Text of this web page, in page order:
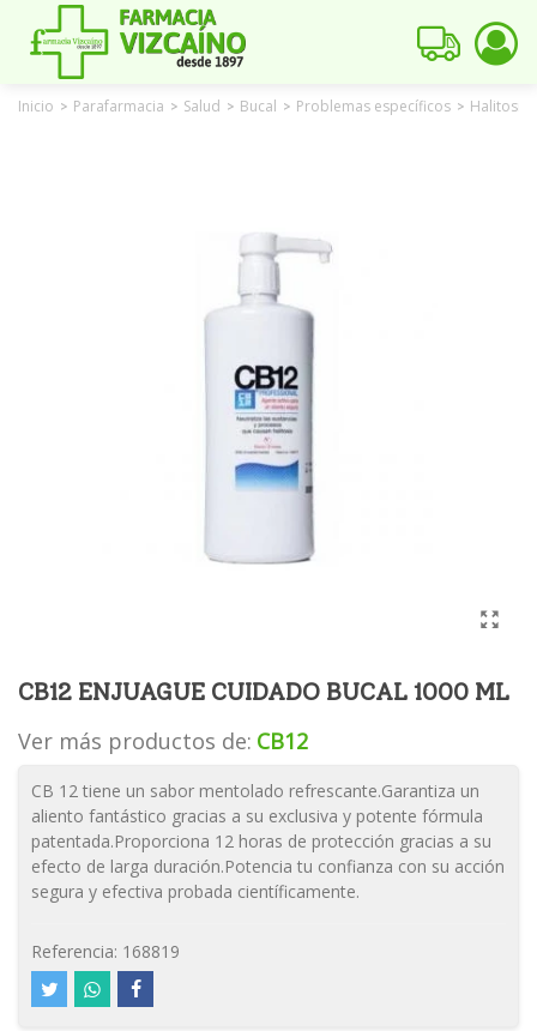
Inicio > Parafarmacia > Salud > Bucal > Problemas específicos > Halitosis
CB12 ENJUAGUE CUIDADO BUCAL 1000 ML
Ver más productos de: CB12
CB 12 tiene un sabor mentolado refrescante.Garantiza un
aliento fantástico gracias a su exclusiva y potente fórmula
patentada.Proporciona 12 horas de protección gracias a su
efecto de larga duración.Potencia tu confianza con su acción
segura y efectiva probada científicamente.
Referencia: 168819